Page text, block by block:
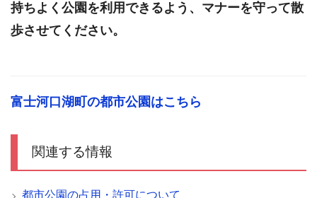
持ちよく公園を利用できるよう、マナーを守って散
歩させてください。
富士河口湖町の都市公園はこちら
関連する情報
都市公園の占用・許可について